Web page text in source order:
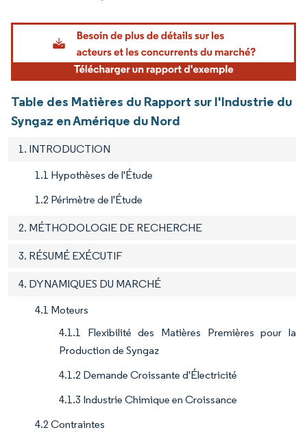
Image © Mordor Intelligence. La réutilisation nécessite une attribution sous CC BY
Table des Matières du Rapport sur l'Industrie du
Syngaz en Amérique du Nord
1. INTRODUCTION
1.1 Hypothèses de l'Étude
1.2 Périmètre de l'Étude
2. MÉTHODOLOGIE DE RECHERCHE
3. RÉSUMÉ EXÉCUTIF
4. DYNAMIQUES DU MARCHÉ
4.1 Moteurs
4.1.1 Flexibilité des Matières Premières pour la
Production de Syngaz
4.1.2 Demande Croissante d'Électricité
4.1.3 Industrie Chimique en Croissance
4.2 Contraintes